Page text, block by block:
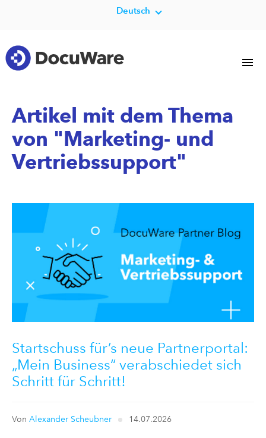
Deutsch
Artikel mit dem Thema
von "Marketing- und
Vertriebssupport"
Startschuss für’s neue Partnerportal:
„Mein Business“ verabschiedet sich
Schritt für Schritt!
Von Alexander Scheubner 14.07.2026